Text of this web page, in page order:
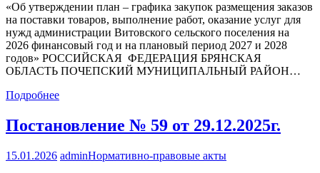
«Об утверждении план – графика закупок размещения заказов
на поставки товаров, выполнение работ, оказание услуг для
нужд администрации Витовского сельского поселения на
2026 финансовый год и на плановый период 2027 и 2028
годов» РОССИЙСКАЯ ФЕДЕРАЦИЯ БРЯНСКАЯ
ОБЛАСТЬ ПОЧЕПСКИЙ МУНИЦИПАЛЬНЫЙ РАЙОН…
Подробнее
Постановление № 59 от 29.12.2025г.
15.01.2026 adminНормативно-правовые акты